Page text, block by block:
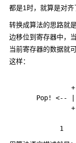
都是1时，就算是对齐
转换成算法的思路就
边移位到寄存器中，
当前寄存器的数据就
这样：
Pop! <--